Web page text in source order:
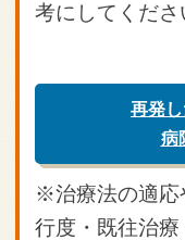
考にしてくださ
再発
病
※治療法の適応
行度・既往治